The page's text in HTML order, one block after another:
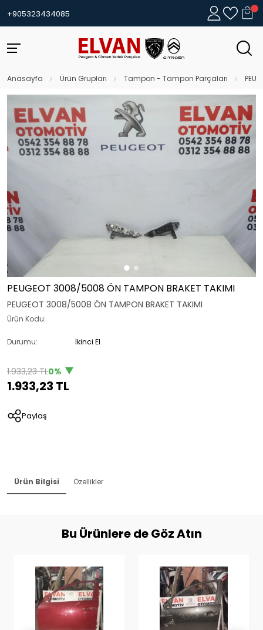
+905323434085
Anasayfa Ürün Grupları Tampon - Tampon Parçaları
PEUGEOT 3008/5008 ÖN TAMPON BRAKET TAKIMI
PEUGEOT 3008/5008 ÖN TAMPON BRAKET TAKIMI
Ürün Kodu:
Durumu: İkinci El
1.933,23 TL0%
1.933,23 TL
Paylaş
Ürün Bilgisi Özellikler
Bu Ürünlere de Göz Atın